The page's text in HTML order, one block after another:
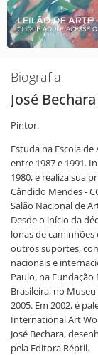
Biografia
José
Pintor.
Estuda na Escola
entre 1987 e 1991.
1980, e realiza sua
Cândido Mendes -
Salão Nacional de
Desde o início da
lonas de
outros suportes,
nacionais e
Paulo, na Fundação
Brasileira, no
2005. Em 2002, é
International Art
José Bechara,
pela Editora Réptil.